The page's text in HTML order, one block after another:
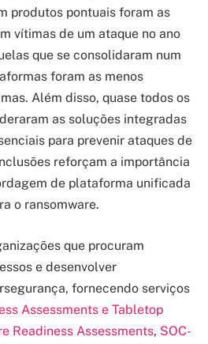
produtos pontuais foram as
vítimas de um ataque no ano
que se consolidaram num
foram as menos
Além disso, quase todos os
as soluções integradas
para prevenir ataques de
reforçam a importância
de plataforma unificada
o ransomware.
que procuram
e desenvolver
fornecendo serviços
Assessments e Tabletop
Readiness Assessments, SOC-